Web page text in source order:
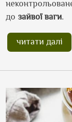
до зайвої ваги.
читати далі